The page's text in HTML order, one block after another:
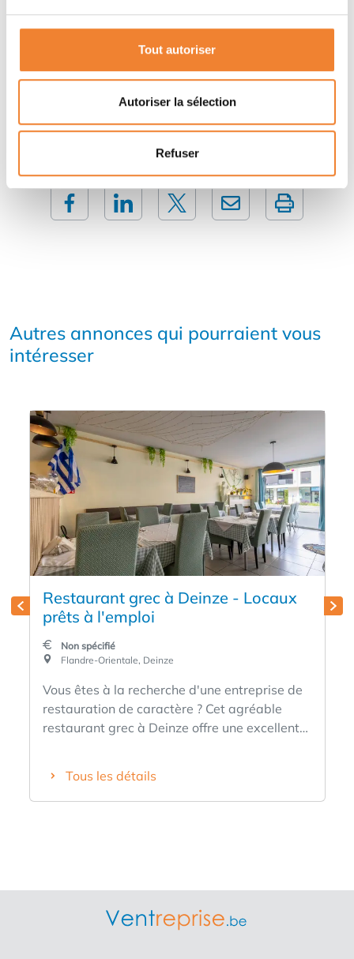
Tout autoriser
Autoriser la sélection
Refuser
n'hésitez pas à nous contacter.
PARTAGER CETTE ANNONCE
Autres annonces qui pourraient vous
intéresser
Restaurant grec à Deinze - Locaux
prêts à l'emploi
Non spécifié
Flandre-Orientale, Deinze
Vous êtes à la recherche d'une entreprise de
restauration de caractère ? Cet agréable
restaurant grec à Deinze offre une excellente
L'entreprise dispose d'un espace de
consommation attrayant avec environ 40
salades réfrigéré Cafetière Système de
caisse et divers autres appareils
Tous les détails